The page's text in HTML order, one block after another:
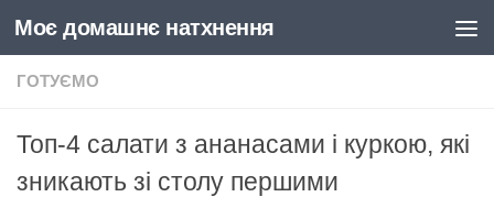
Skip to content
Моє домашнє натхнення
ГОТУЄМО
Топ-4 салати з ананасами і куркою, які
зникають зі столу першими